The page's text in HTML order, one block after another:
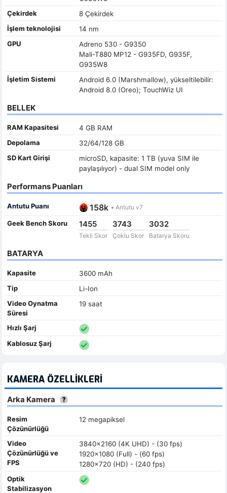
Çekirdek
8 Çekirdek
İşlem teknolojisi
14 nm
GPU
Adreno 530 - G9350
Mali-T880 MP12 - G935FD, G935F,
G935W8
İşletim Sistemi
Android 6.0 (Marshmallow), yükseltilebilir:
Android 8.0 (Oreo); TouchWiz UI
BELLEK
RAM Kapasitesi
4 GB RAM
Depolama
32/64/128 GB
SD Kart Girişi
microSD, kapasite: 1 TB (yuva SIM ile
paylaşılıyor) - dual SIM model only
Performans Puanları
Antutu Puanı 158k • Antutu v7
Geek Bench Skoru 1455
Tekli Skor
3743
Çoklu Skor
3032
Batarya Skoru
BATARYA
Kapasite
3600 mAh
Tip
Li-Ion
Video Oynatma
Süresi
19 saat
Hızlı Şarj
Kablosuz Şarj
KAMERA ÖZELLIKLERI
Arka Kamera
Resim
Çözünürlüğü
12 megapiksel
Video
Çözünürlüğü ve
FPS
3840x2160 (4K UHD) - (30 fps)
1920x1080 (Full) - (60 fps)
1280x720 (HD) - (240 fps)
Optik
Stabilizasyon